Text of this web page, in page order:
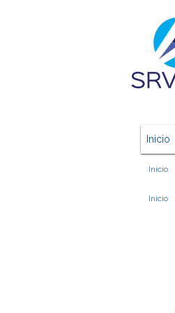
Inicio
Inicio
Inicio